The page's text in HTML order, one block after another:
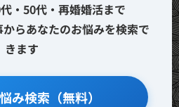
・50代・再婚婚活まで
らあなたのお悩みを検索で
きます
み検索（無料）